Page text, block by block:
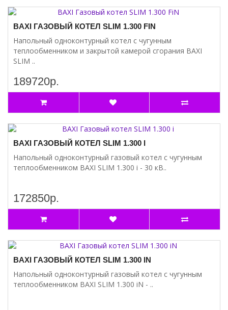
BAXI ГАЗОВЫЙ КОТЕЛ SLIM 1.300 FIN
Напольный одноконтурный котел с чугунным
теплообменником и закрытой камерой сгорания BAXI
SLIM ..
189720р.
BAXI ГАЗОВЫЙ КОТЕЛ SLIM 1.300 I
Напольный одноконтурный газовый котел с чугунным
теплообменником BAXI SLIM 1.300 i - 30 кВ..
172850р.
BAXI ГАЗОВЫЙ КОТЕЛ SLIM 1.300 IN
Напольный одноконтурный газовый котел с чугунным
теплообменником BAXI SLIM 1.300 iN - ..